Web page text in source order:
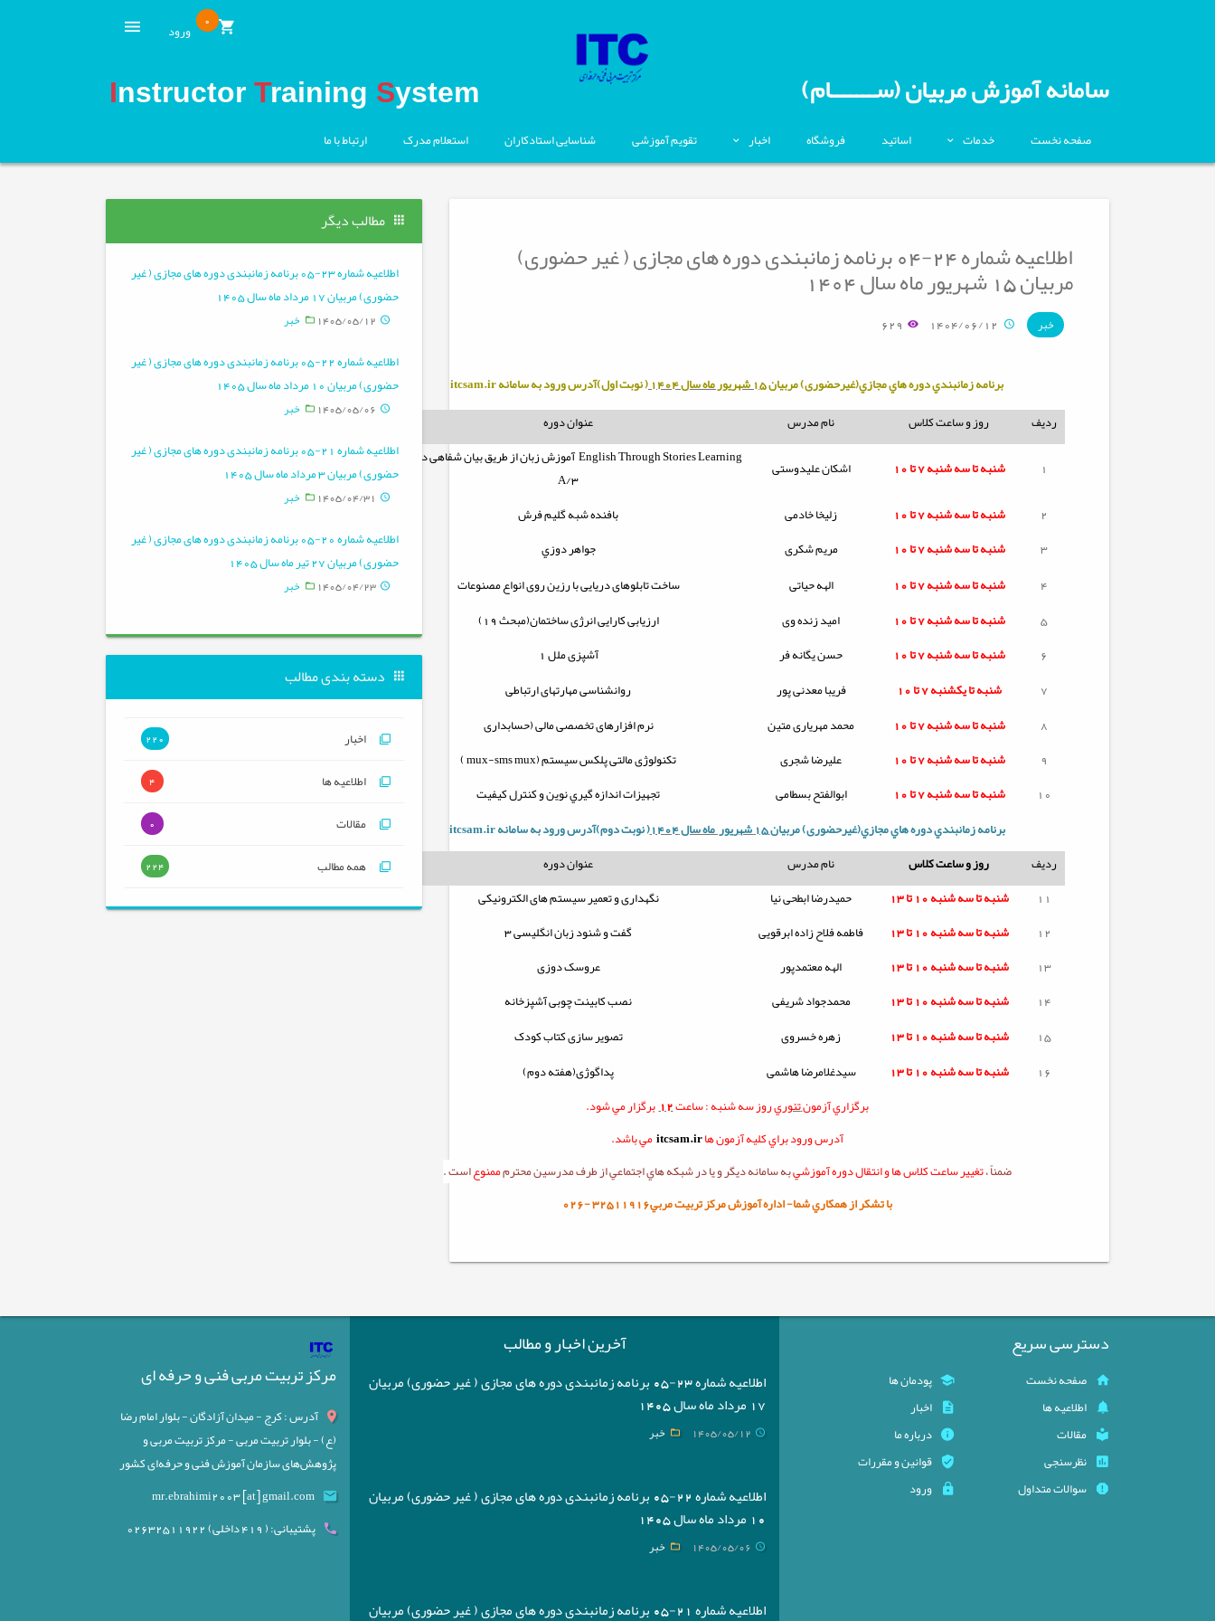
0 ورود
سامانه آموزش مربیان (ســـــــام) Instructor Training System
صفحه نخست خدمات اساتید فروشگاه اخبار تقویم آموزشی شناسایی استادکاران استعلام مدرک ارتباط با ما
اطلاعیه شماره 24-04 برنامه زمانبندی دوره های مجازی ( غیر حضوری)
مربیان 15 شهریور ماه سال 1404
خبر 1404/06/12
629
برنامه زمانبندي دوره هاي مجازي(غیرحضوری) مربيان15 شهریور ماه سال 1404 ( نوبت اول)آدرس ورود به سامانهitcsam.ir
ردیف
روز و ساعت کلاس نام مدرس
عنوان دوره
1
شنبه تاسه شنبه7 تا 10 اشکان علیدوستی Learning
English Through Storiesآموزش زبان از طریق بیان شفاهی داستان
A/3
2
شنبه تاسه شنبه7 تا 10 زلیخا خادمی
بافنده شبه گلیم فرش
3
شنبه تاسه شنبه7 تا 10 مریم شکری
جواهر دوزي
4
شنبه تاسه شنبه7 تا 10 الهه حیاتی
ساخت تابلوهای دریایی با رزین روی انواع مصنوعات
5
شنبه تاسه شنبه7 تا 10 امید زنده وی
ارزیابی کارایی انرژی ساختمان(مبحث 19)
6
شنبه تاسه شنبه7 تا 10 حسن یگانه فر
آشپزی ملل 1
7
شنبه تایکشنبه7 تا 10 فریبا معدنی پور
روانشناسی مهارتهای ارتباطی
8
شنبه تاسه شنبه7 تا 10 محمد مهریاری متین
نرم افزارهای تخصصی مالی (حسابداری
9
شنبه تاسه شنبه7 تا 10 علیرضا شجری تکنولوژی مالتی پلکس سیستم (mux-sms mux
)
10
شنبه تاسه شنبه7 تا 10 ابوالفتح بسطامی
تجهيزات اندازه گيري نوين و كنترل كيفيت
برنامه زمانبندي دوره هاي مجازي(غیرحضوری) مربيان15 شهریور ماه سال 1404 ( نوبت دوم)آدرس ورود به سامانهitcsam.ir
ردیف
روز و ساعت کلاس نام مدرس
عنوان دوره
11
شنبه تاسه شنبه10 تا 13 حمیدرضا ابطحی نیا
نگهداری و تعمیر سیستم های الکترونیکی
12
شنبه تاسه شنبه10 تا 13 فاطمه فلاح زاده ابرقویی
گفت و شنود زبان انگلیسی 3
13
شنبه تاسه شنبه10 تا 13 الهه معتمدپور
عروسک دوزی
14
شنبه تاسه شنبه10 تا 13 محمدجواد شریفی
نصب کابینت چوبی آشپزخانه
15
شنبه تاسه شنبه10 تا 13 زهره خسروی
تصویر سازی کتاب کودک
16
شنبه تاسه شنبه10 تا 13 سیدغلامرضا هاشمی
پداگوژی(هفته دوم)
برگزاري آزمونتئوريروز سه شنبه :ساعت12برگزار مي شود.
آدرس ورود براي کليه آزمون هاitcsam.irمي باشد.
ضمناً ،تغيير ساعت کلاس ها و انتقال دوره آموزشيبه سامانه ديگر و يا در شبکه هاي اجتماعي از طرف مدرسين محترمممنوعاست .
با تشکر از همکاري شما- اداره آموزش مرکز تربيت مربي32511916
-
026
مطالب دیگر
اطلاعیه شماره 23-05 برنامه زمانبندی دوره های مجازی ( غیر
حضوری) مربیان 17 مرداد ماه سال 1405
1405/05/12 خبر
اطلاعیه شماره 22-05 برنامه زمانبندی دوره های مجازی ( غیر
حضوری) مربیان 10 مرداد ماه سال 1405
1405/05/06 خبر
اطلاعیه شماره 21-05 برنامه زمانبندی دوره های مجازی ( غیر
حضوری) مربیان 3 مرداد ماه سال 1405
1405/04/31 خبر
اطلاعیه شماره 20-05 برنامه زمانبندی دوره های مجازی ( غیر
حضوری) مربیان 27 تیر ماه سال 1405
1405/04/23 خبر
دسته بندی مطالب
اخبار 220
اطلاعیه ها 4
مقالات 0
همه مطالب 224
دسترسی سریع
صفحه نخست
پودمان ها
اطلاعیه ها
اخبار
مقالات
درباره ما
نظرسنجی
قوانین و مقررات
سوالات متداول
ورود
آخرین اخبار و مطالب
اطلاعیه شماره 23-05 برنامه زمانبندی دوره های مجازی ( غیر حضوری) مربیان
17 مرداد ماه سال 1405
1405/05/12 خبر
اطلاعیه شماره 22-05 برنامه زمانبندی دوره های مجازی ( غیر حضوری) مربیان
10 مرداد ماه سال 1405
1405/05/06 خبر
اطلاعیه شماره 21-05 برنامه زمانبندی دوره های مجازی ( غیر حضوری) مربیان
مرکز تربیت مربی فنی و حرفه ای
آدرس : کرج - میدان آزادگان - بلوار امام رضا
(ع) - بلوار تربیت مربی - مرکز تربیت مربی و
پژوهش‌های سازمان آموزش فنی و حرفه‌ای کشور
mr.ebrahimi2003 [at] gmail.com
پشتیبانی: ( 419 داخلی) 02632511922